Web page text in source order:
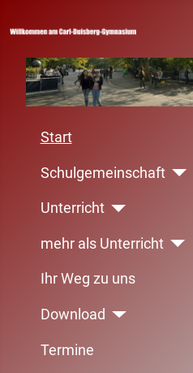
Start
Schulgemeinschaft
Unterricht
mehr als Unterricht
Ihr Weg zu uns
Download
Termine